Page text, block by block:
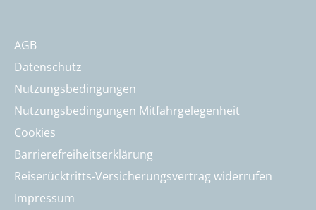
AGB
Datenschutz
Nutzungsbedingungen
Nutzungsbedingungen Mitfahrgelegenheit
Cookies
Barrierefreiheitserklärung
Reiserücktritts-Versicherungsvertrag widerrufen
Impressum